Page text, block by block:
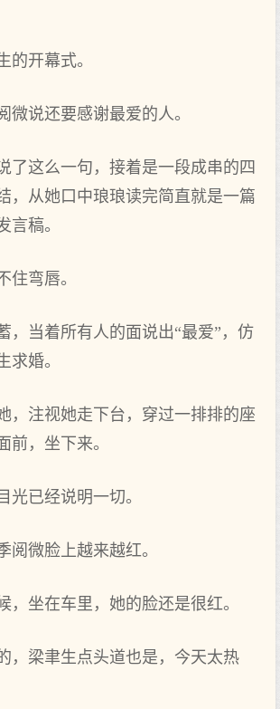
的开幕式。
微说还要感谢最爱的人。
这么一句，接着是一段成串的四
，从她口中琅琅读完简直就是一篇
言稿。
住弯唇。
，当着所有人的面说出“最爱”，仿
求婚。
，注视她走下台，穿过一排排的座
前，坐下来。
光已经说明一切。
阅微脸上越来越红。
，坐在车里，她的脸还是很红。
，梁聿生点头道也是，今天太热